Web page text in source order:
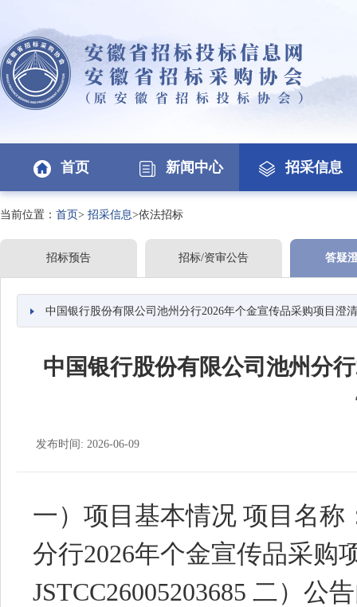
首页 新闻中心 招采信息
当前位置： 首页> 招采信息>依法招标
招标预告 招标/资审公告 答疑
中国银行股份有限公司池州分行2026年个金宣传品采购项目澄
中国银行股份有限公司池州分
发布时间: 2026-06-09
一）项目基本情况 项目名
分行2026年个金宣传品采购
JSTCC26005203685 二）公